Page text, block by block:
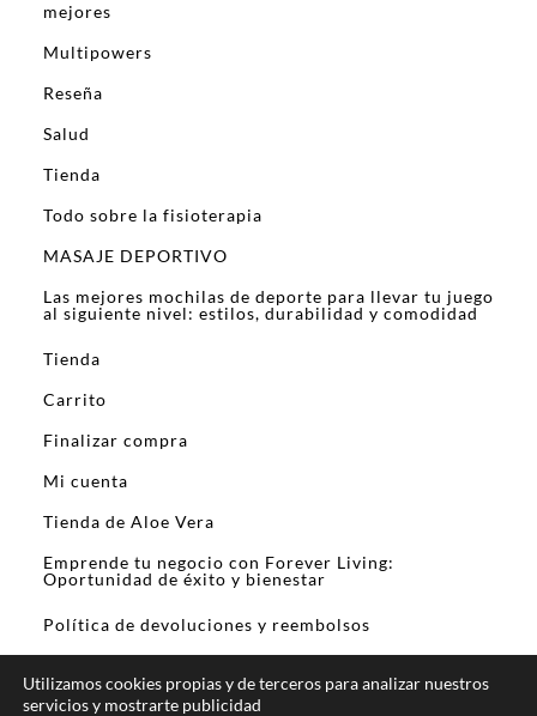
mejores
Multipowers
Reseña
Salud
Tienda
Todo sobre la fisioterapia
MASAJE DEPORTIVO
Las mejores mochilas de deporte para llevar tu juego
al siguiente nivel: estilos, durabilidad y comodidad
Tienda
Carrito
Finalizar compra
Mi cuenta
Tienda de Aloe Vera
Emprende tu negocio con Forever Living:
Oportunidad de éxito y bienestar
Política de devoluciones y reembolsos
Utilizamos cookies propias y de terceros para analizar nuestros
servicios y mostrarte publicidad